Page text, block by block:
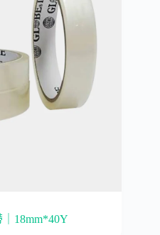
18mm*40Y